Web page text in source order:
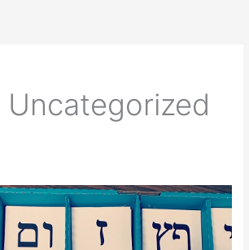
Uncategorized
פתגם
עתיק